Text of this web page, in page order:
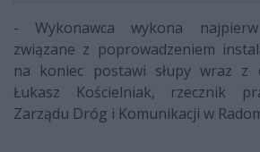
- Wykonawca wykona
związane z poprowadzeniem
na koniec postawi słupy wraz z
Łukasz Kościelniak, rzecznik
Zarządu Dróg i Komunikacji w